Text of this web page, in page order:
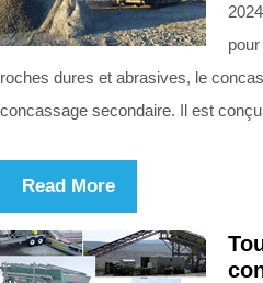
roches dures et abrasives, le
concassage secondaire. Il est conçu
Read More